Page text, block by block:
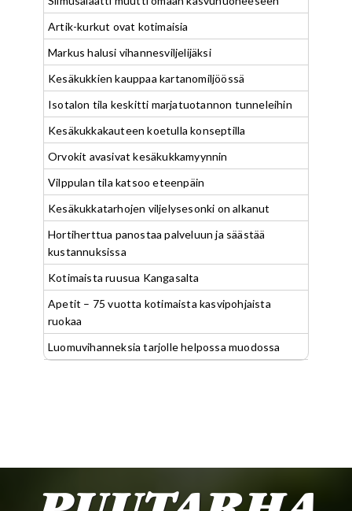
Artik-kurkut ovat kotimaisia
Markus halusi vihannesviljelijäksi
Kesäkukkien kauppaa kartanomiljöössä
Isotalon tila keskitti marjatuotannon tunneleihin
Kesäkukkakauteen koetulla konseptilla
Orvokit avasivat kesäkukkamyynnin
Vilppulan tila katsoo eteenpäin
Kesäkukkatarhojen viljelysesonki on alkanut
Hortiherttua panostaa palveluun ja säästää
kustannuksissa
Kotimaista ruusua Kangasalta
Apetit – 75 vuotta kotimaista kasvipohjaista
ruokaa
Luomuvihanneksia tarjolle helpossa muodossa